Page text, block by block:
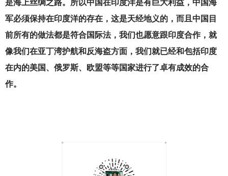
是海上丝绸之路。所以中国在印度洋是有巨大利益，中国海
军必须保持在印度洋的存在，这是天经地义的，而且中国目
前所有的做法都是符合国际法，我们也愿意跟印度合作，就
像我们在亚丁湾护航和反海盗方面，我们就已经和包括印度
在内的美国、俄罗斯、欧盟等等国家进行了卓有成效的合
作。